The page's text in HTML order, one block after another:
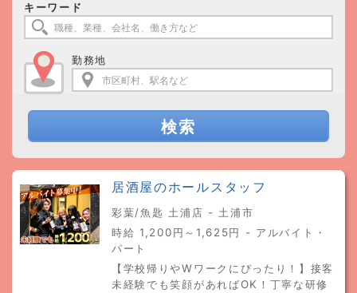
キーワード
勤務地
検索
居酒屋のホールスタッフ
彩葉/魚匙 土浦店 - 土浦市
時給 1,200円～1,625円 - アルバイト・
パート
【学校帰りやWワークにぴったり！】接客
未経験でも笑顔があればOK！丁寧な研修